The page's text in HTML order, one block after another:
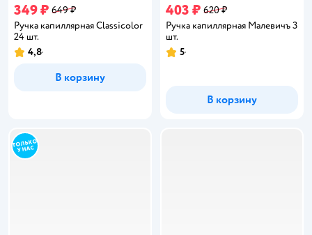
349 ₽ 649 ₽
Ручка капиллярная Classicolor
24 шт.
Рейтинг:
4,8
В корзину
403 ₽ 620 ₽
Ручка капиллярная Малевичъ 3
шт.
Рейтинг:
5
В корзину